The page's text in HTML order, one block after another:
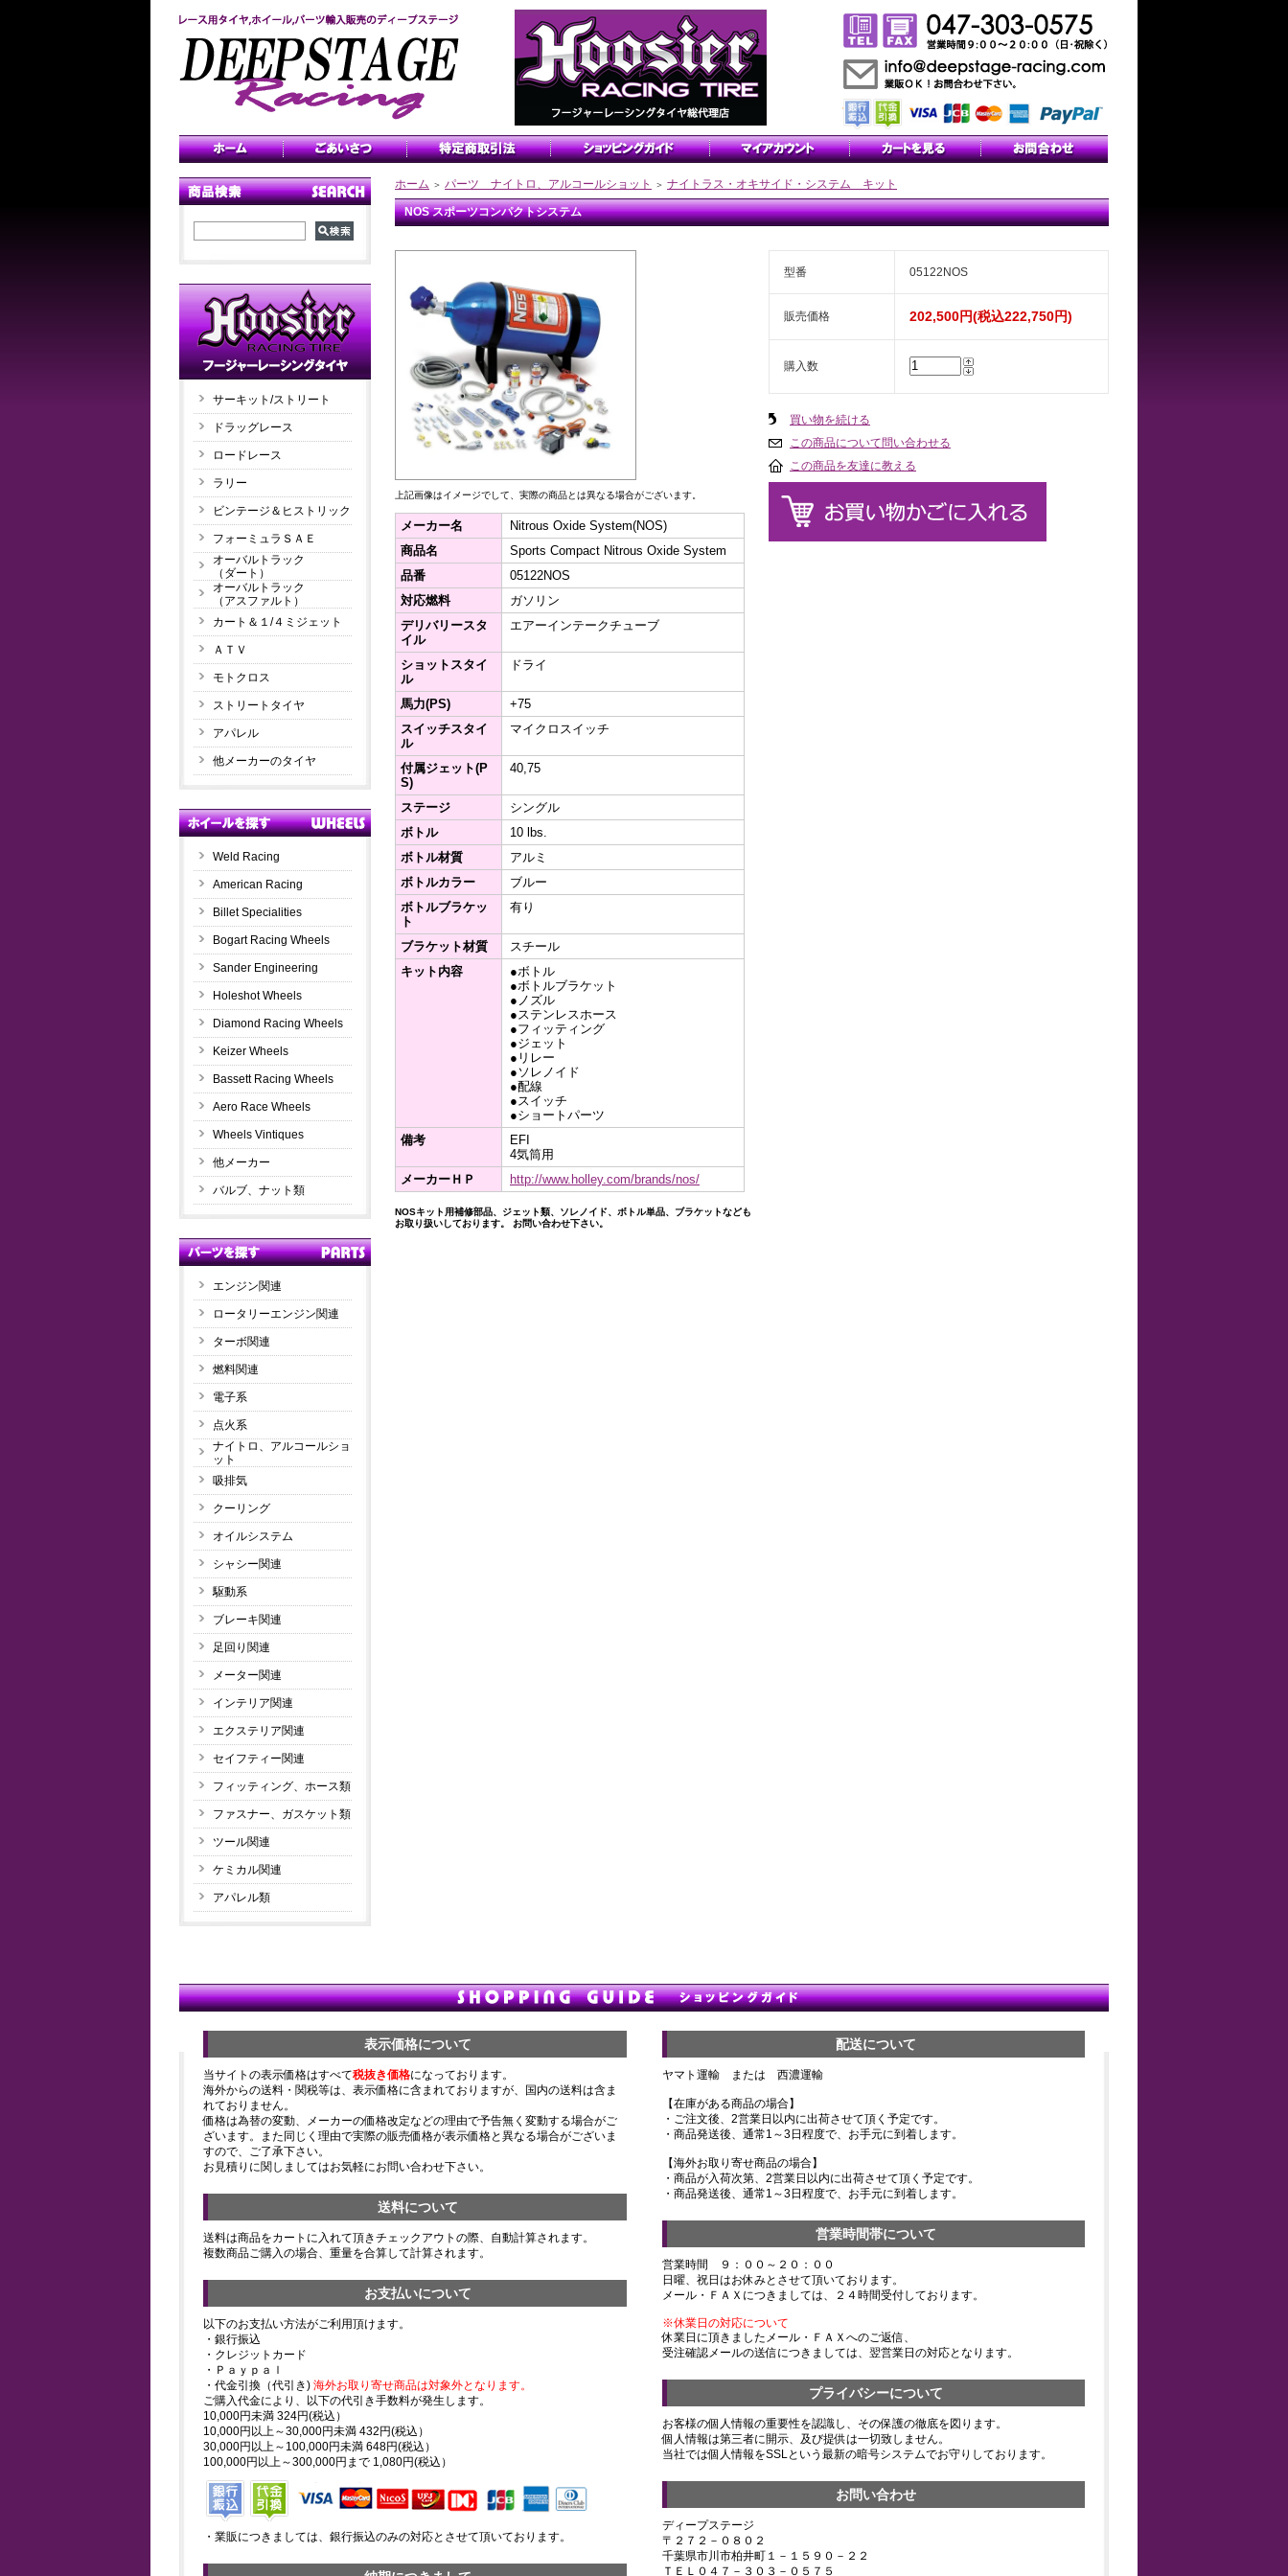
サーキット/ストリート
ドラッグレース
ロードレース
ラリー
ビンテージ＆ヒストリック
フォーミュラＳＡＥ
オーバルトラック
（ダート）
オーバルトラック
（アスファルト）
カート＆１/４ミジェット
ＡＴＶ
モトクロス
ストリートタイヤ
アパレル
他メーカーのタイヤ
Weld Racing
American Racing
Billet Specialities
Bogart Racing Wheels
Sander Engineering
Holeshot Wheels
Diamond Racing Wheels
Keizer Wheels
Bassett Racing Wheels
Aero Race Wheels
Wheels Vintiques
他メーカー
バルブ、ナット類
エンジン関連
ロータリーエンジン関連
ターボ関連
燃料関連
電子系
点火系
ナイトロ、アルコールショ
ット
吸排気
クーリング
オイルシステム
シャシー関連
駆動系
ブレーキ関連
足回り関連
メーター関連
インテリア関連
エクステリア関連
セイフティー関連
フィッティング、ホース類
ファスナー、ガスケット類
ツール関連
ケミカル関連
アパレル類
ホーム ＞ パーツ ナイトロ、アルコールショット ＞ ナイトラス・オキサイド・システム キット
NOS スポーツコンパクトシステム
上記画像はイメージでして、実際の商品とは異なる場合がございます。
メーカー名
Nitrous Oxide System(NOS)
商品名
Sports Compact Nitrous Oxide System
品番
05122NOS
対応燃料
ガソリン
デリバリースタ
イル
エアーインテークチューブ
ショットスタイ
ル
ドライ
馬力(PS)
+75
スイッチスタイ
ル
マイクロスイッチ
付属ジェット(P
S)
40,75
ステージ
シングル
ボトル
10 lbs.
ボトル材質
アルミ
ボトルカラー
ブルー
ボトルブラケッ
ト
有り
ブラケット材質
スチール
キット内容
●ボトル
●ボトルブラケット
●ノズル
●ステンレスホース
●フィッティング
●ジェット
●リレー
●ソレノイド
●配線
●スイッチ
●ショートパーツ
備考
EFI
4気筒用
メーカーＨＰ
http://www.holley.com/brands/nos/
NOSキット用補修部品、ジェット類、ソレノイド、ボトル単品、ブラケットなども
お取り扱いしております。 お問い合わせ下さい。
型番 05122NOS
販売価格 202,500円(税込222,750円)
購入数
買い物を続ける
この商品について問い合わせる
この商品を友達に教える
表示価格について
当サイトの表示価格はすべて税抜き価格になっております。
海外からの送料・関税等は、表示価格に含まれておりますが、国内の送料は含ま
れておりません。
価格は為替の変動、メーカーの価格改定などの理由で予告無く変動する場合がご
ざいます。また同じく理由で実際の販売価格が表示価格と異なる場合がございま
すので、ご了承下さい。
お見積りに関しましてはお気軽にお問い合わせ下さい。
送料について
送料は商品をカートに入れて頂きチェックアウトの際、自動計算されます。
複数商品ご購入の場合、重量を合算して計算されます。
お支払いについて
以下のお支払い方法がご利用頂けます。
・銀行振込
・クレジットカード
・Ｐａｙｐａｌ
・代金引換（代引き) 海外お取り寄せ商品は対象外となります。
ご購入代金により、以下の代引き手数料が発生します。
10,000円未満 324円(税込）
10,000円以上～30,000円未満 432円(税込）
30,000円以上～100,000円未満 648円(税込）
100,000円以上～300,000円まで 1,080円(税込）
・業販につきましては、銀行振込のみの対応とさせて頂いております。
配送について
ヤマト運輸 または 西濃運輸
【在庫がある商品の場合】
・ご注文後、2営業日以内に出荷させて頂く予定です。
・商品発送後、通常1～3日程度で、お手元に到着します。
【海外お取り寄せ商品の場合】
・商品が入荷次第、2営業日以内に出荷させて頂く予定です。
・商品発送後、通常1～3日程度で、お手元に到着します。
営業時間帯について
営業時間 ９：００～２０：００
日曜、祝日はお休みとさせて頂いております。
メール・ＦＡＸにつきましては、２４時間受付しております。
※休業日の対応について
休業日に頂きましたメール・ＦＡＸへのご返信、
受注確認メールの送信につきましては、翌営業日の対応となります。
プライバシーについて
お客様の個人情報の重要性を認識し、その保護の徹底を図ります。
個人情報は第三者に開示、及び提供は一切致しません。
当社では個人情報をSSLという最新の暗号システムでお守りしております。
お問い合わせ
ディープステージ
〒２７２－０８０２
千葉県市川市柏井町１－１５９０－２２
ＴＥＬ０４７－３０３－０５７５